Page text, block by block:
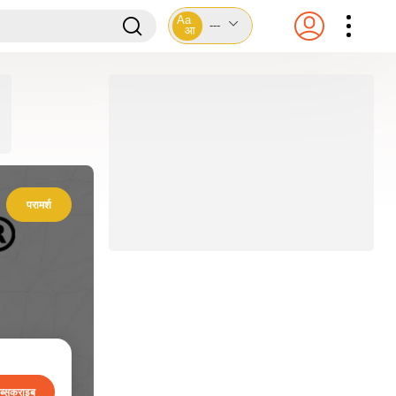
Aa
आ
---
परामर्श